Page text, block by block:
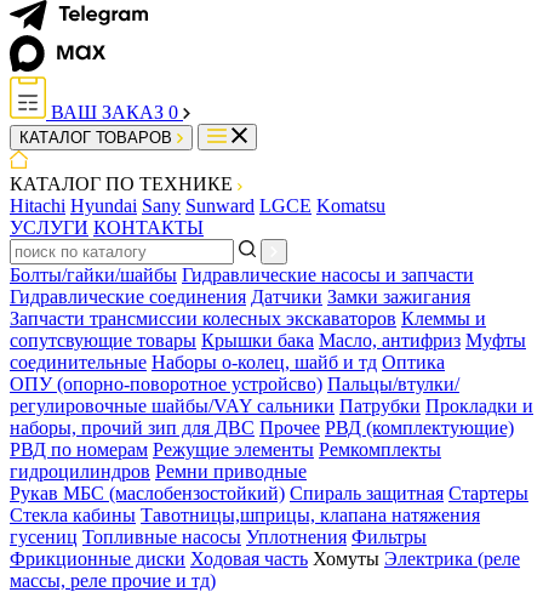
ВАШ ЗАКАЗ 0
КАТАЛОГ ТОВАРОВ
КАТАЛОГ ПО ТЕХНИКЕ
Hitachi Hyundai Sany Sunward LGCE Komatsu
УСЛУГИ КОНТАКТЫ
Болты/гайки/шайбы Гидравлические насосы и запчасти
Гидравлические соединения Датчики Замки зажигания
Запчасти трансмиссии колесных экскаваторов Клеммы и
сопутсвующие товары Крышки бака Масло, антифриз Муфты
соединительные Наборы о-колец, шайб и тд Оптика
ОПУ (опорно-поворотное устройсво) Пальцы/втулки/
регулировочные шайбы/VAY сальники Патрубки Прокладки и
наборы, прочий зип для ДВС Прочее РВД (комплектующие)
РВД по номерам Режущие элементы Ремкомплекты
гидроцилиндров Ремни приводные
Рукав МБС (маслобензостойкий) Спираль защитная Стартеры
Стекла кабины Тавотницы,шприцы, клапана натяжения
гусениц Топливные насосы Уплотнения Фильтры
Фрикционные диски Ходовая часть Хомуты Электрика (реле
массы, реле прочие и тд)